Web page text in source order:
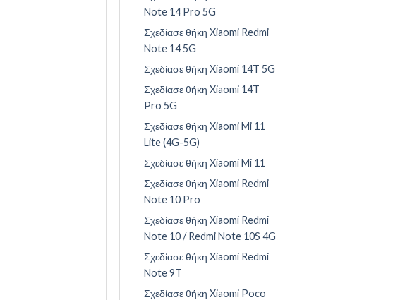
Note 14 Pro 5G
Σχεδίασε θήκη Xiaomi Redmi
Note 14 5G
Σχεδίασε θήκη Xiaomi 14T 5G
Σχεδίασε θήκη Xiaomi 14T
Pro 5G
Σχεδίασε θήκη Xiaomi Mi 11
Lite (4G-5G)
Σχεδίασε θήκη Xiaomi Mi 11
Σχεδίασε θήκη Xiaomi Redmi
Note 10 Pro
Σχεδίασε θήκη Xiaomi Redmi
Note 10 / Redmi Note 10S 4G
Σχεδίασε θήκη Xiaomi Redmi
Note 9T
Σχεδίασε θήκη Xiaomi Poco